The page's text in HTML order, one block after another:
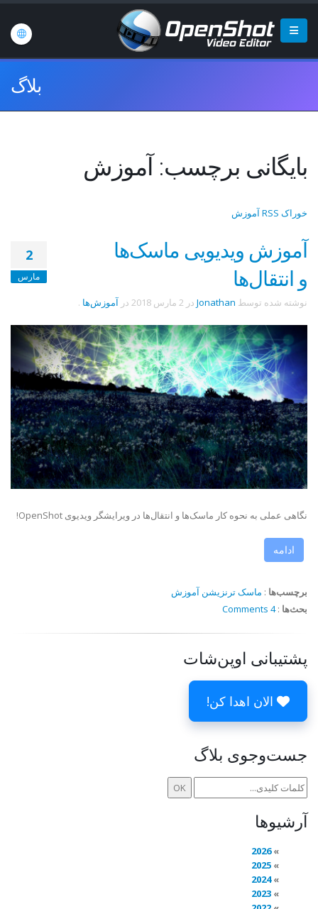
بلاگ
بایگانی برچسب: آموزش
خوراک RSS آموزش
2
مارس
آموزش ویدیویی ماسک‌ها
و انتقال‌ها
نوشته شده توسط Jonathan در 2 مارس 2018 در آموزش‌ها .
نگاهی عملی به نحوه کار ماسک‌ها و انتقال‌ها در ویرایشگر ویدیوی OpenShot!
ادامه
برچسب‌ها : ماسکترنزیشن آموزش
بحث‌ها :
4 Comments
پشتیبانی اوپن‌شات
الان اهدا کن!
جست‌وجوی بلاگ
آرشیوها
2026
2025
2024
2023